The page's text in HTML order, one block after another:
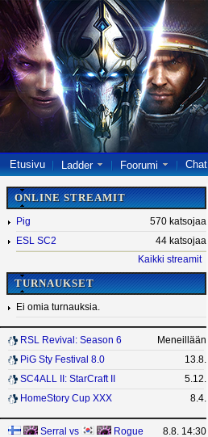
Etusivu Ladder Foorumi Chat
ONLINE STREAMIT
Pig
570 katsojaa
ESL SC2
44 katsojaa
Kaikki streamit
TURNAUKSET
Ei omia turnauksia.
RSL Revival: Season 6
Meneillään
PiG Sty Festival 8.0
13.8.
SC4ALL II: StarCraft II
5.12.
HomeStory Cup XXX
8.4.
Serral vs Rogue 8.8. 14:30